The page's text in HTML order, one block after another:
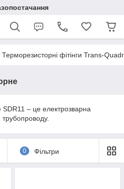
Терморезисторні фітінги Trans-
– це електрозварна
0 Фільтри